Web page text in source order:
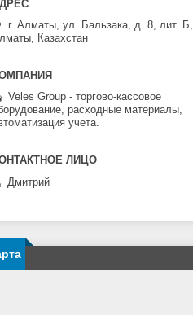
г. Алматы, ул. Бальзака, д. 8, лит. Б,
Казахстан
Veles Group - торгово-кассовое
расходные материалы,
учета.
Дмитрий